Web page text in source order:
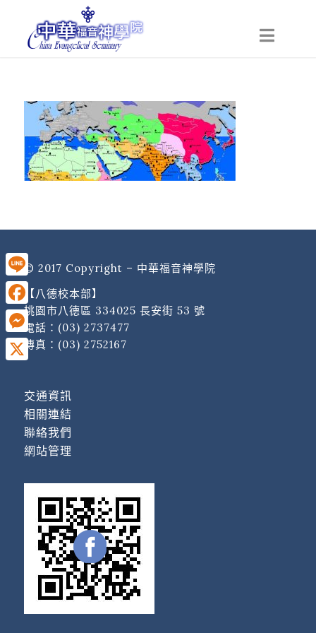
© 2017 Copyright – 中華福音神學院
【八德校本部】
桃園市八德區 334025 長安街 53 號
電話： (03) 2737477
傳真：(03) 2752167
交通資訊
相關連結
聯絡我們
網站管理
Line
Facebook
Messenger